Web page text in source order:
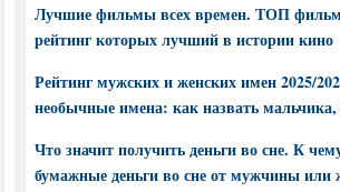
Лучшие фильмы всех времен. ТОП
рейтинг которых лучший в истории кино
Рейтинг мужских и женских имен 2025/
необычные имена: как назвать мальчика,
Что значит получить деньги во сне. К
бумажные деньги во сне от мужчины